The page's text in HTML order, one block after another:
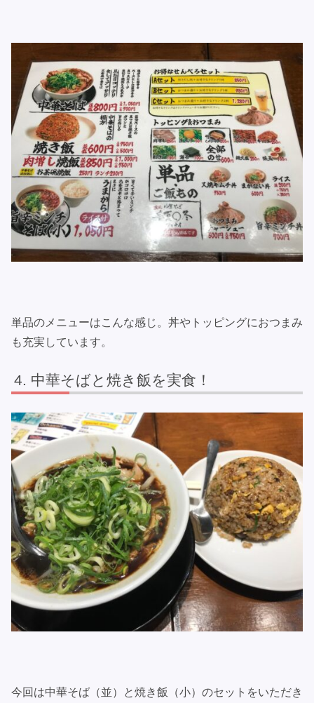
単品のメニューはこんな感じ。丼やトッピングにおつまみ
も充実しています。
中華そばと焼き飯を実食！
今回は中華そば（並）と焼き飯（小）のセットをいただき